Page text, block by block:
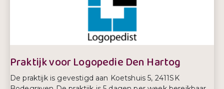
Praktijk voor Logopedie Den Hartog
De praktijk is gevestigd aan Koetshuis 5, 2411SK